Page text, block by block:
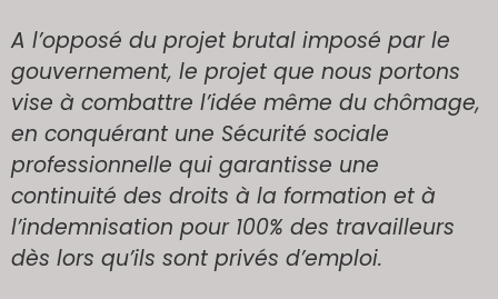
A l’opposé du projet brutal imposé par le
gouvernement, le projet que nous portons
vise à combattre l’idée même du chômage,
en conquérant une Sécurité sociale
professionnelle qui garantisse une
continuité des droits à la formation et à
l’indemnisation pour 100% des travailleurs
dès lors qu’ils sont privés d’emploi.